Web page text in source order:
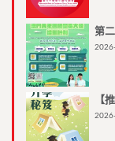
第
【